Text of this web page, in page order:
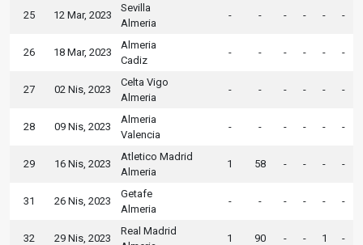
25 12 Mar, 2023
Sevilla
Almeria
- - - - - -
26 18 Mar, 2023
Almeria
Cadiz
- - - - - -
27 02 Nis, 2023
Celta Vigo
Almeria
- - - - - -
28 09 Nis, 2023
Almeria
Valencia
- - - - - -
29 16 Nis, 2023
Atletico Madrid
Almeria
1 58 - - - -
31 26 Nis, 2023
Getafe
Almeria
- - - - - -
32 29 Nis, 2023
Real Madrid
1 90 - - 1 -